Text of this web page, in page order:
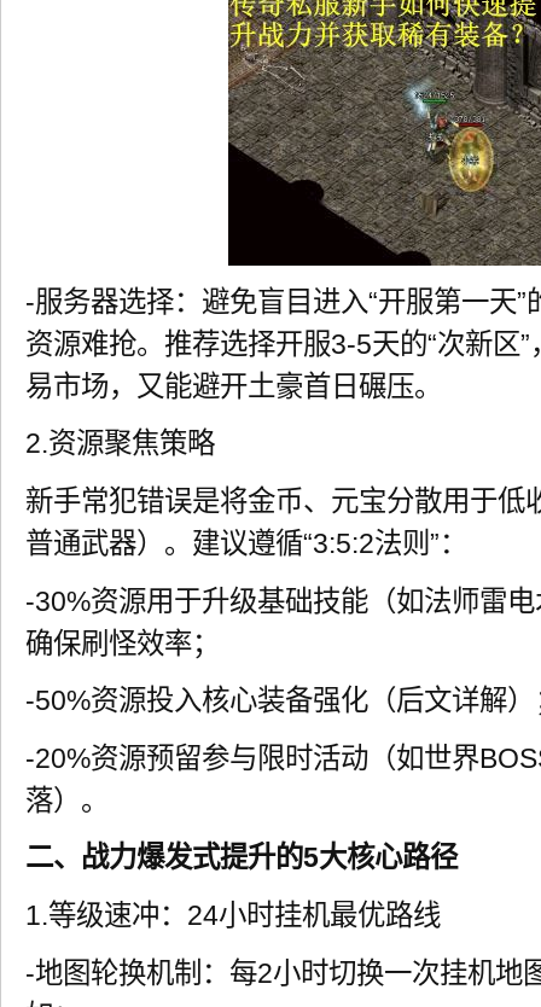
-服务器选择：避免盲目进入“开服第一天
资源难抢。推荐选择开服3-5天的“次新区
易市场，又能避开土豪首日碾压。
2.资源聚焦策略
新手常犯错误是将金币、元宝分散用于低
普通武器）。建议遵循“3:5:2法则”：
-30%资源用于升级基础技能（如法师雷
确保刷怪效率；
-50%资源投入核心装备强化（后文详解）
-20%资源预留参与限时活动（如世界
落）。
二、战力爆发式提升的5大核心路径
1.等级速冲：24小时挂机最优路线
-地图轮换机制：每2小时切换一次挂机地